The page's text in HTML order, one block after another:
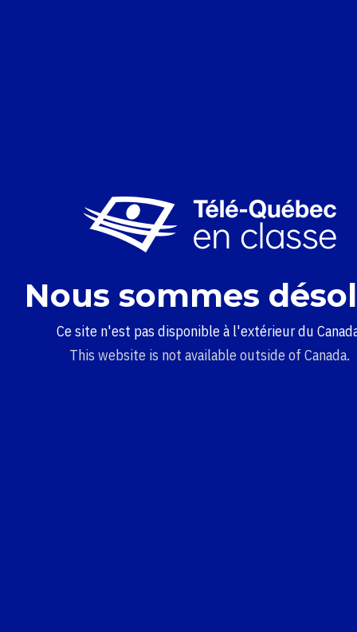
Nous sommes
Ce site n'est pas disponible à l'extérieur du
This website is not available outside of Canada.